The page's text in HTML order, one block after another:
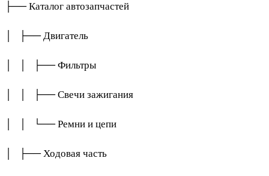
├── Каталог автозапчастей
│ ├── Двигатель
│ │ ├── Фильтры
│ │ ├── Свечи зажигания
│ │ └── Ремни и цепи
│ ├── Ходовая часть